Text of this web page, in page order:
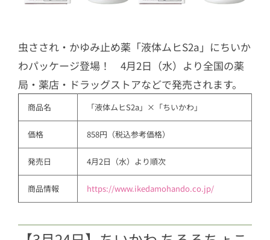
虫さされ・かゆみ止め薬「液体ムヒS2a」にちいか
わパッケージ登場！ 4月2日（水）より全国の薬
局・薬店・ドラッグストアなどで発売されます。
商品名 「液体ムヒS2a」×「ちいかわ」
価格 858円（税込参考価格）
発売日 4月2日（水）より順次
商品情報 https://www.ikedamohando.co.jp/